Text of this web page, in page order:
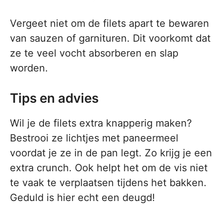
Vergeet niet om de filets apart te bewaren
van sauzen of garnituren. Dit voorkomt dat
ze te veel vocht absorberen en slap
worden.
Tips en advies
Wil je de filets extra knapperig maken?
Bestrooi ze lichtjes met paneermeel
voordat je ze in de pan legt. Zo krijg je een
extra crunch. Ook helpt het om de vis niet
te vaak te verplaatsen tijdens het bakken.
Geduld is hier echt een deugd!